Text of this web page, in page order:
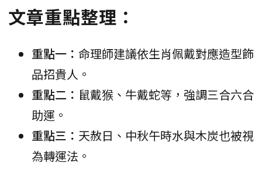
文章重點整理：
重點一： 命理師建議依生肖佩戴對應造型飾
品招貴人。
重點二： 鼠戴猴、牛戴蛇等，強調三合六合
助運。
重點三： 天赦日、中秋午時水與木炭也被視
為轉運法。